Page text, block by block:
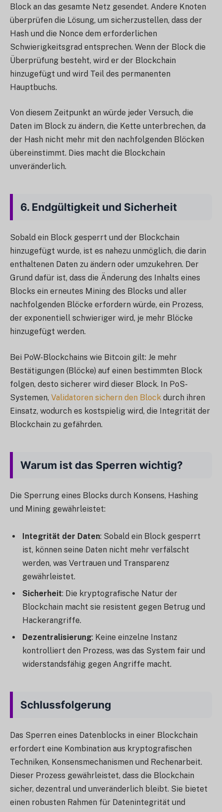
Block an das gesamte Netz gesendet. Andere Knoten
überprüfen die Lösung, um sicherzustellen, dass der
Hash und die Nonce dem erforderlichen
Schwierigkeitsgrad entsprechen. Wenn der Block die
Überprüfung besteht, wird er der Blockchain
hinzugefügt und wird Teil des permanenten
Hauptbuchs.
Von diesem Zeitpunkt an würde jeder Versuch, die
Daten im Block zu ändern, die Kette unterbrechen, da
der Hash nicht mehr mit den nachfolgenden Blöcken
übereinstimmt. Dies macht die Blockchain
unveränderlich.
6. Endgültigkeit und Sicherheit
Sobald ein Block gesperrt und der Blockchain
hinzugefügt wurde, ist es nahezu unmöglich, die darin
enthaltenen Daten zu ändern oder umzukehren. Der
Grund dafür ist, dass die Änderung des Inhalts eines
Blocks ein erneutes Mining des Blocks und aller
nachfolgenden Blöcke erfordern würde, ein Prozess,
der exponentiell schwieriger wird, je mehr Blöcke
hinzugefügt werden.
Bei PoW-Blockchains wie Bitcoin gilt: Je mehr
Bestätigungen (Blöcke) auf einen bestimmten Block
folgen, desto sicherer wird dieser Block. In PoS-
Systemen, Validatoren sichern den Block durch ihren
Einsatz, wodurch es kostspielig wird, die Integrität der
Blockchain zu gefährden.
Warum ist das Sperren wichtig?
Die Sperrung eines Blocks durch Konsens, Hashing
und Mining gewährleistet:
Integrität der Daten: Sobald ein Block gesperrt
ist, können seine Daten nicht mehr verfälscht
werden, was Vertrauen und Transparenz
gewährleistet.
Sicherheit: Die kryptografische Natur der
Blockchain macht sie resistent gegen Betrug und
Hackerangriffe.
Dezentralisierung: Keine einzelne Instanz
kontrolliert den Prozess, was das System fair und
widerstandsfähig gegen Angriffe macht.
Schlussfolgerung
Das Sperren eines Datenblocks in einer Blockchain
erfordert eine Kombination aus kryptografischen
Techniken, Konsensmechanismen und Rechenarbeit.
Dieser Prozess gewährleistet, dass die Blockchain
sicher, dezentral und unveränderlich bleibt. Sie bietet
einen robusten Rahmen für Datenintegrität und